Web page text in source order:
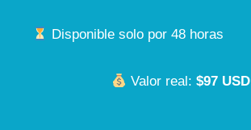
Disponible solo por 48 horas
Valor real:$97 USD